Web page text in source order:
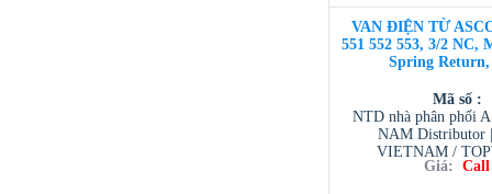
VAN ĐIỆN TỪ
551 552 553, 3/2 NC,
Spring Return,
Mã số :
NTD nhà phân phối
NAM Distributor
VIETNAM /
VIETNAM /Giá: Call